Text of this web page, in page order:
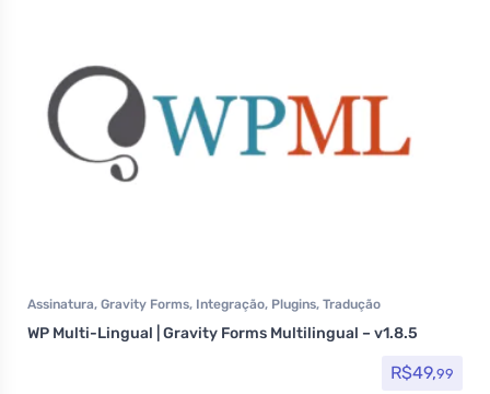
Assinatura, Gravity Forms, Integração, Plugins, Tradução
WP Multi-Lingual | Gravity Forms Multilingual – v1.8.5
R$49,99